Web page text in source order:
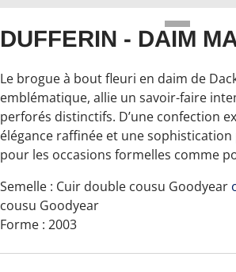
DUFFERIN - DAIM
Le brogue à bout fleuri en daim de
emblématique, allie un savoir-faire
perforés distinctifs. D’une confection
élégance raffinée et une
pour les occasions formelles comme
Semelle : Cuir double cousu Goodyear
cousu Goodyear
Forme : 2003